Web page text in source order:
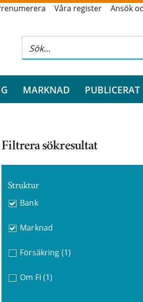
Våra register Ansök
MARKNAD PUBLICERAT
Filtrera sökresultat
Struktur
Bank
Marknad
Försäkring (1)
Om FI (1)